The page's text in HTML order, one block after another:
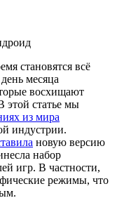
становятся всё
месяца
восхищают
этой статье мы
из мира
индустрии.
новую версию
набор
игр. В частности,
режимы, что